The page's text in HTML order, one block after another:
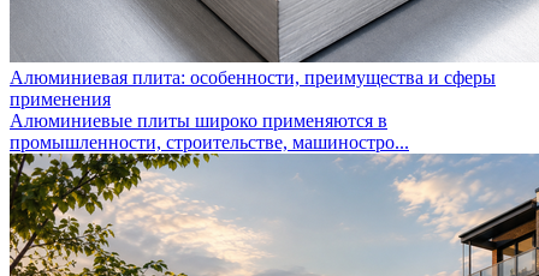
Алюминиевая плита: особенности, преимущества и сферы
применения
Алюминиевые плиты широко применяются в
промышленности, строительстве, машиностро...